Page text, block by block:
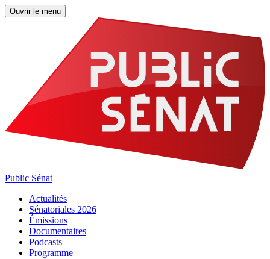
Ouvrir le menu
Public Sénat
Actualités
Sénatoriales 2026
Émissions
Documentaires
Podcasts
Programme